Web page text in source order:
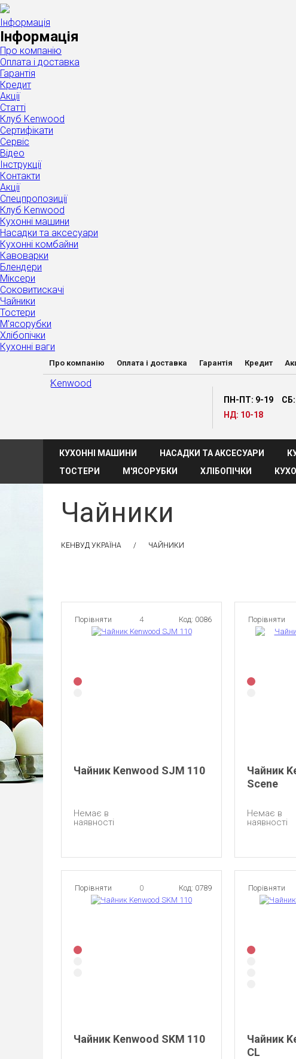
Інформація
Інформація
Про компанію
Оплата і доставка
Гарантія
Кредит
Акції
Статті
Клуб Kenwood
Сертифікати
Сервіс
Відео
Інструкції
Контакти
Акції
Спецпропозиції
Клуб Kenwood
Кухонні машини
Насадки та аксесуари
Кухонні комбайни
Кавоварки
Блендери
Міксери
Соковитискачі
Чайники
Тостери
М'ясорубки
Хлібопічки
Кухонні ваги
Про компанію Оплата і доставка Гарантія Кредит
ПН-ПТ: 9-19
НД: 10-18
КУХОННІ МАШИНИ НАСАДКИ ТА АКСЕСУАРИ
ТОСТЕРИ
М'ЯСОРУБКИ ХЛІБОПІЧКИ
Чайники
КЕНВУД УКРАЇНА ЧАЙНИКИ
4
Порівняти
Чайник Kenwood SJM 110
Код: 0086
Немає в
наявності
Порівняти
Чайник
Scene
Немає в
наявності
0
Порівняти
Чайник Kenwood SKM 110
Код: 0789 Порівняти
Чайник
CL